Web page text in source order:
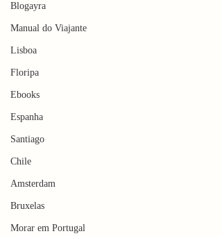
Blogayra
Manual do Viajante
Lisboa
Floripa
Ebooks
Espanha
Santiago
Chile
Amsterdam
Bruxelas
Morar em Portugal